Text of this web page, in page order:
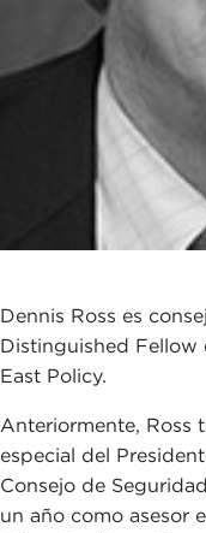
Dennis Ross es
Distinguished
East Policy.
Anteriormente, Ross
especial del
Consejo de
un año como asesor